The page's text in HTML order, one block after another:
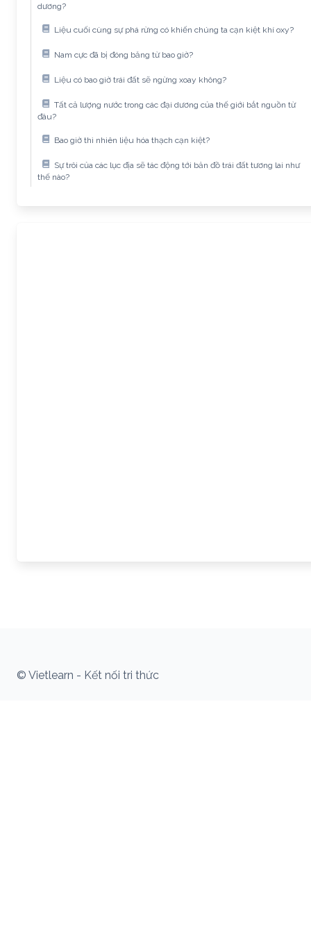
dương?
Liệu cuối cùng sự phá rừng có khiến chúng ta cạn kiệt khí oxy?
Nam cực đã bị đóng băng từ bao giờ?
Liệu có bao giờ trái đất sẽ ngừng xoay không?
Tất cả lượng nước trong các đại dương của thế giới bắt nguồn từ
đâu?
Bao giờ thì nhiên liệu hóa thạch cạn kiệt?
Sự trôi của các lục địa sẽ tác động tới bản đồ trái đất tương lai như
thế nào?
© Vietlearn - Kết nối tri thức